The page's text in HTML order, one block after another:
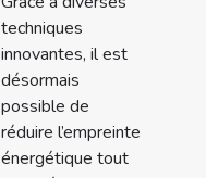
techniques
innovantes, il est
désormais
possible de
réduire l’empreinte
énergétique tout